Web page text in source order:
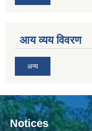
आय व्यय विवरण
अन्य
Notices